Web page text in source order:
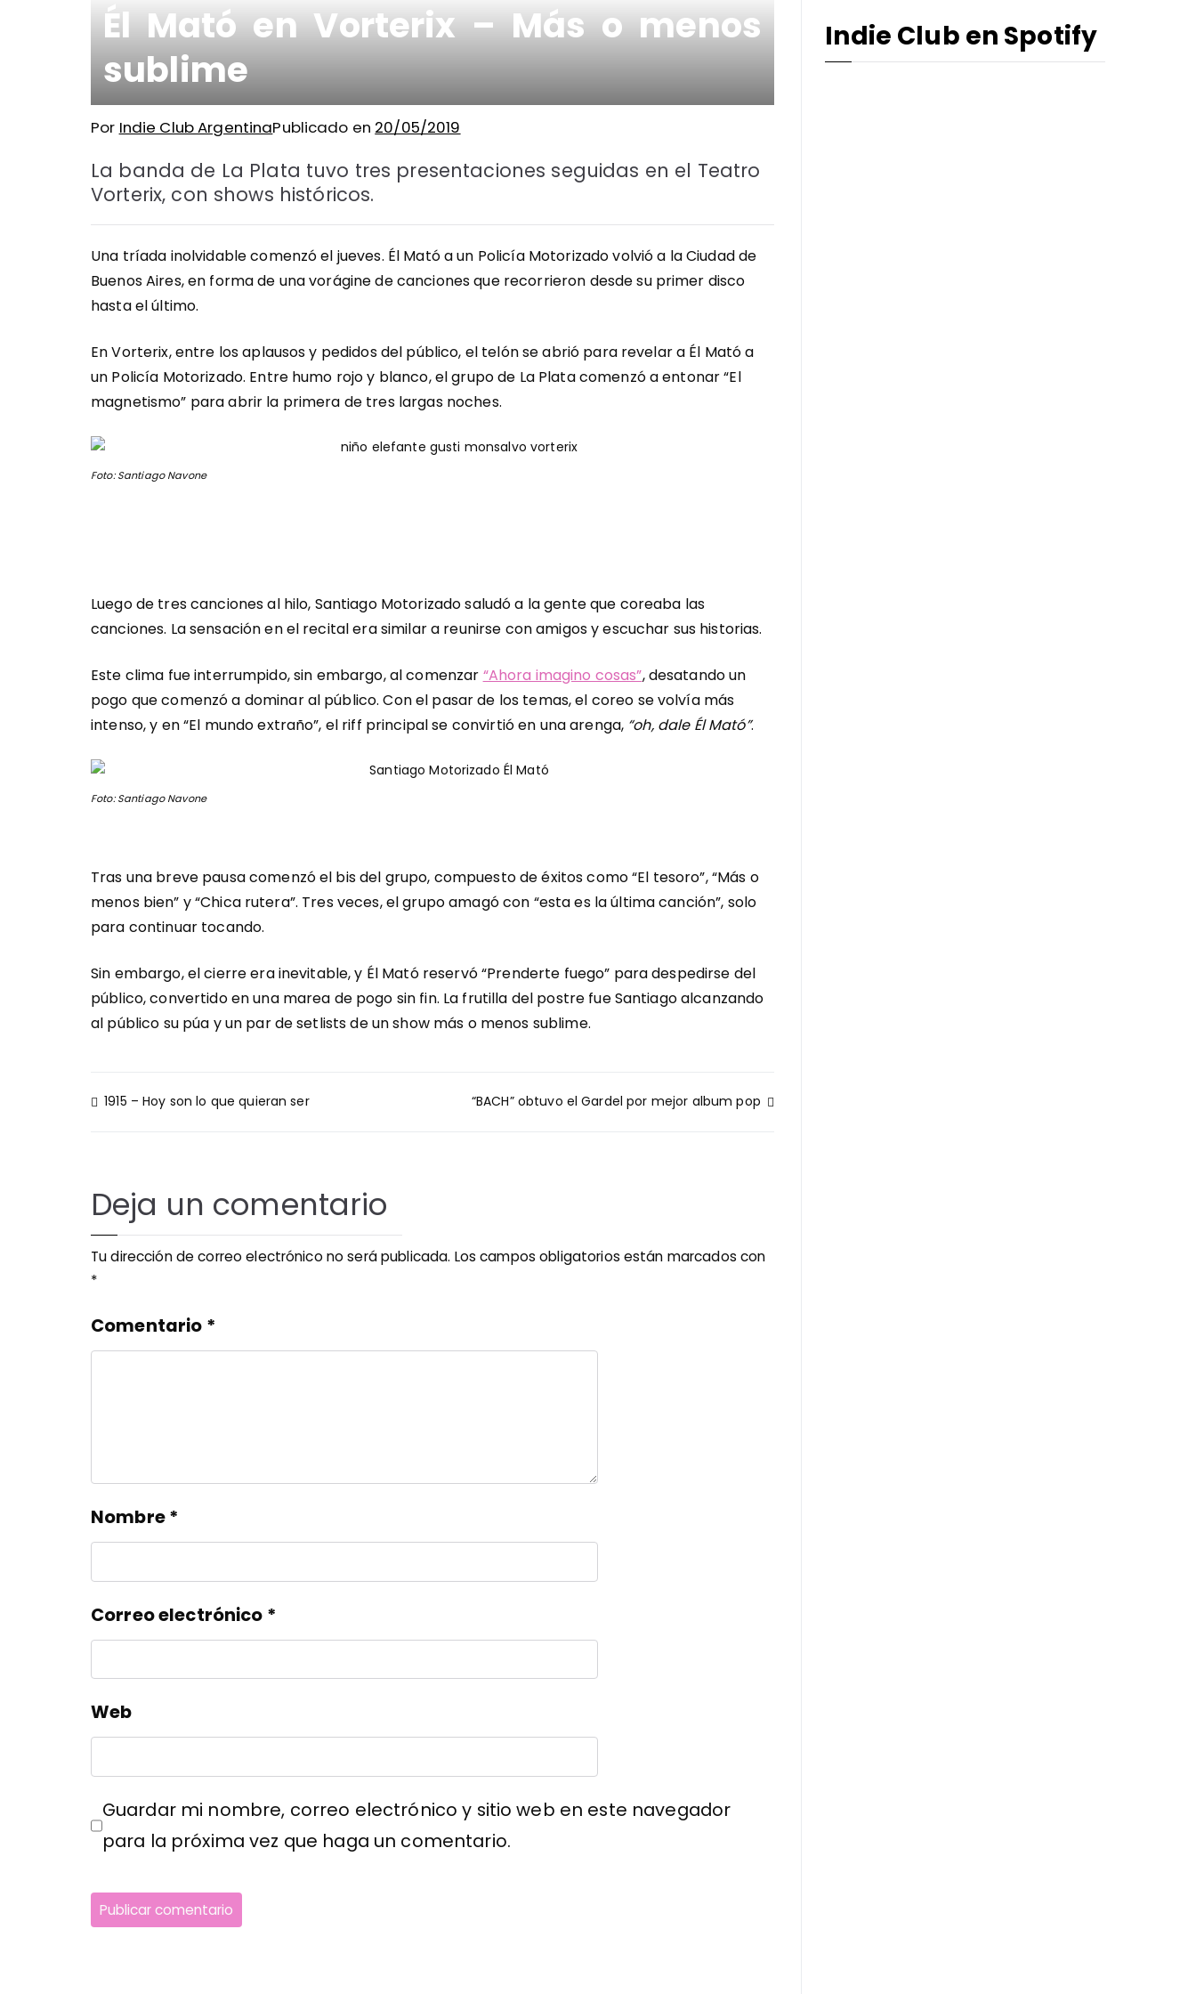
Él Mató en Vorterix – Más o menos
sublime
Por Indie Club ArgentinaPublicado en 20/05/2019
La banda de La Plata tuvo tres presentaciones seguidas en el Teatro
Vorterix, con shows históricos.
Una tríada inolvidable comenzó el jueves. Él Mató a un Policía Motorizado volvió a la Ciudad de
Buenos Aires, en forma de una vorágine de canciones que recorrieron desde su primer disco
hasta el último.
En Vorterix, entre los aplausos y pedidos del público, el telón se abrió para revelar a Él Mató a
un Policía Motorizado. Entre humo rojo y blanco, el grupo de La Plata comenzó a entonar “El
magnetismo” para abrir la primera de tres largas noches.
Foto: Santiago Navone
Luego de tres canciones al hilo, Santiago Motorizado saludó a la gente que coreaba las
canciones. La sensación en el recital era similar a reunirse con amigos y escuchar sus historias.
Este clima fue interrumpido, sin embargo, al comenzar “Ahora imagino cosas”, desatando un
pogo que comenzó a dominar al público. Con el pasar de los temas, el coreo se volvía más
intenso, y en “El mundo extraño”, el riff principal se convirtió en una arenga, “oh, dale Él Mató”.
Foto: Santiago Navone
Tras una breve pausa comenzó el bis del grupo, compuesto de éxitos como “El tesoro”, “Más o
menos bien” y “Chica rutera”. Tres veces, el grupo amagó con “esta es la última canción”, solo
para continuar tocando.
Sin embargo, el cierre era inevitable, y Él Mató reservó “Prenderte fuego” para despedirse del
público, convertido en una marea de pogo sin fin. La frutilla del postre fue Santiago alcanzando
al público su púa y un par de setlists de un show más o menos sublime.
Navegación
1915 – Hoy son lo que quieran ser “BACH” obtuvo el Gardel por mejor album pop
Deja un comentario
Tu dirección de correo electrónico no será publicada. Los campos obligatorios están marcados con
*
Comentario *
Nombre*
Correo electrónico *
Web
Guardar mi nombre, correo electrónico y sitio web en este navegador
para la próxima vez que haga un comentario.
Indie Club en Spotify